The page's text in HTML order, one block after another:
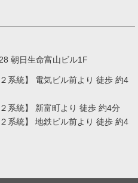
朝日生命富山ビル1F
系統】 電気ビル前より 徒歩 約4
系統】 新富町より 徒歩 約4分
系統】 地鉄ビル前より 徒歩 約4